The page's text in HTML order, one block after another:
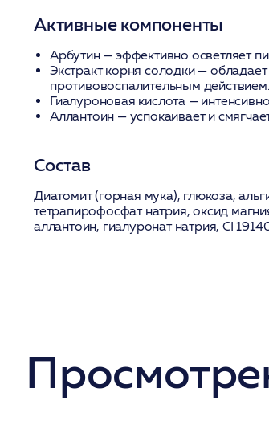
Активные компоненты
Арбутин— эффективно осветляет
Экстракт корня солодки—
противовоспалительным действием.
Гиалуроновая кислота —
Аллантоин — успокаивает и
Состав
Диатомит (горная мука), глюкоза,
тетрапирофосфат натрия, оксид
аллантоин, гиалуронат натрия, CI